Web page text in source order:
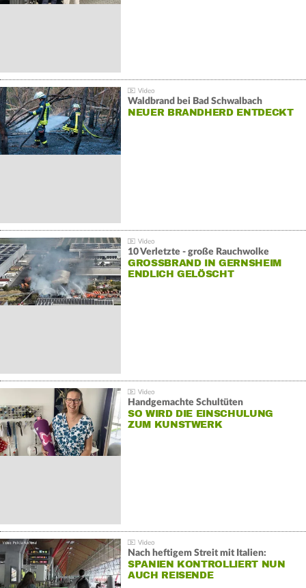
Waldbrand bei Bad Schwalbach
NEUER BRANDHERD ENTDECKT
10 Verletzte - große Rauchwolke
GROSSBRAND IN GERNSHEIM E
NDLICH GELÖSCHT
Handgemachte Schultüten
SO WIRD DIE EINSCHULUNG
ZUM KUNSTWERK
Nach heftigem Streit mit Italien:
SPANIEN KONTROLLIERT NUN
AUCH REISENDE